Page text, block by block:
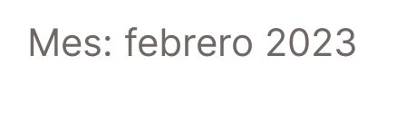
Mes: febrero 2023